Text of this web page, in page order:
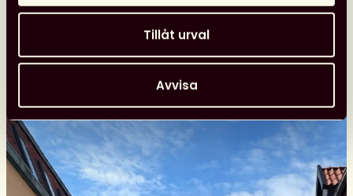
Tillåt urval
Avvisa
26 juni, 2026 Opinion